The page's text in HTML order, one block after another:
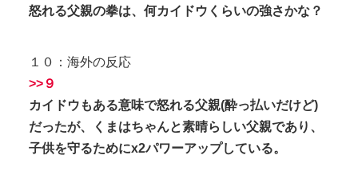
怒れる父親の拳は、何カイドウくらいの強さかな？
１０：海外の反応
>>９
カイドウもある意味で怒れる父親(酔っ払いだけど)
だったが、くまはちゃんと素晴らしい父親であり、
子供を守るためにx2パワーアップしている。